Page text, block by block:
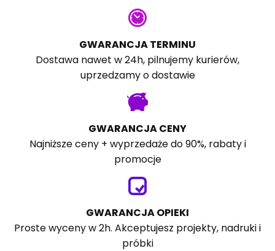
GWARANCJA TERMINU
Dostawa nawet w 24h, pilnujemy kurierów,
uprzedzamy o dostawie
GWARANCJA CENY
Najniższe ceny + wyprzedaże do 90%, rabaty i
promocje
GWARANCJA OPIEKI
Proste wyceny w 2h. Akceptujesz projekty, nadruki i
próbki